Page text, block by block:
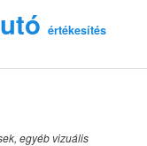
értékesítés
egyéb vizuális